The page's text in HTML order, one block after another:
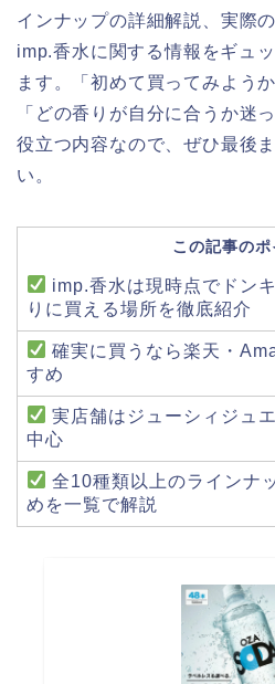
インナップの詳細解説、実際
imp.香水に関する情報をギュ
ます。「初めて買ってみよう
「どの香りが自分に合うか迷
役立つ内容なので、ぜひ最後
い。
この記事のポ
imp.香水は現時点でドン
りに買える場所を徹底紹介
確実に買うなら楽天・
すめ
実店舗はジューシィジュ
中心
全10種類以上のラインナ
めを一覧で解説